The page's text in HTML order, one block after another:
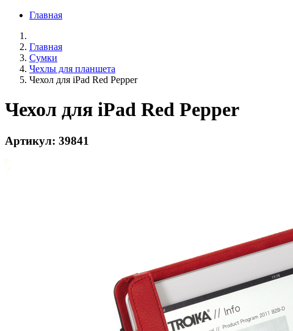
Главная
Главная
Сумки
Чехлы для планшета
Чехол для iPad Red Pepper
Чехол для iPad Red Pepper
Артикул: 39841